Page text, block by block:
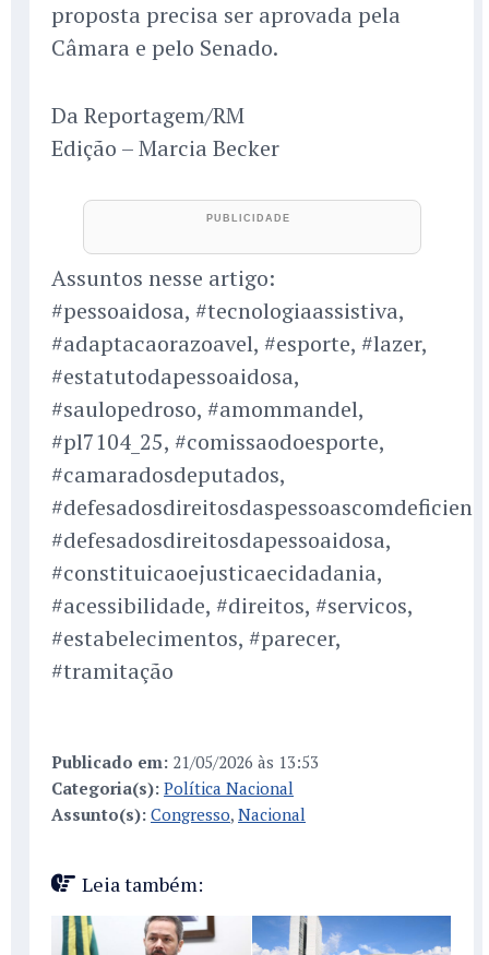
proposta precisa ser aprovada pela
Câmara e pelo Senado.
Da Reportagem/RM
Edição – Marcia Becker
Assuntos nesse artigo:
#pessoaidosa, #tecnologiaassistiva,
#adaptacaorazoavel, #esporte, #lazer,
#estatutodapessoaidosa,
#saulopedroso, #amommandel,
#pl7104_25, #comissaodoesporte,
#camaradosdeputados,
#defesadosdireitosdapessoaidosa,
#constituicaoejusticaecidadania,
#acessibilidade, #direitos, #servicos,
#estabelecimentos, #parecer,
#tramitação
Publicado em: 21/05/2026 às 13:53
Categoria(s): Política Nacional
Assunto(s): Congresso, Nacional
Leia também: